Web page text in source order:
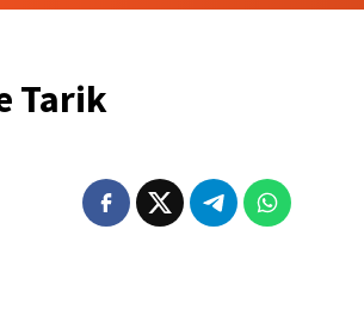
Tarik